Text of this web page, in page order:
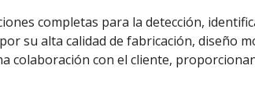
completas para la detección,
su alta calidad de fabricación, diseño
colaboración con el cliente,